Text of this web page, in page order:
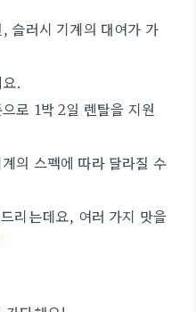
슬러시 기계의 대여가 가
.
로 1박 2일 렌탈을 지원
의 스펙에 따라 달라질 수
리는데요, 여러 가지 맛을